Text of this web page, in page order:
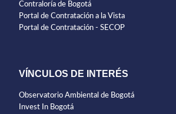
Contraloría de Bogotá
Portal de Contratación a la Vista
Portal de Contratación - SECOP
VÍNCULOS DE INTERÉS
Observatorio Ambiental de Bogotá
Invest In Bogotá